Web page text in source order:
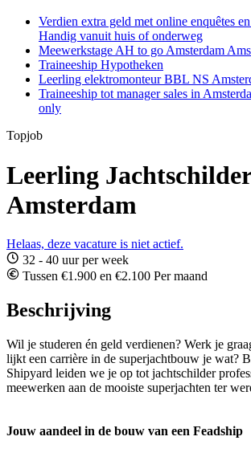
Verdien extra geld met online enquêtes
Handig vanuit huis of onderweg
Meewerkstage AH to go Amsterdam
Traineeship Hypotheken
Leerling elektromonteur BBL NS
Traineeship tot manager sales in
only
Topjob
Leerling
Amsterdam
Helaas, deze vacature is niet actief.
32 - 40 uur per week
Tussen €1.900 en €2.100 Per maand
Beschrijving
Wil je studeren én geld verdienen? Werk je
lijkt een carrière in de superjachtbouw je wat?
Shipyard leiden we je op tot jachtschilder
meewerken aan de mooiste superjachten ter
Jouw aandeel in de bouw van een Feadship